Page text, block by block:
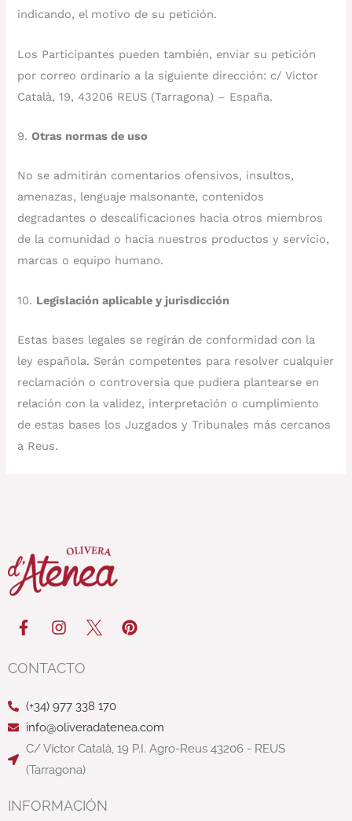
indicando, el motivo de su petición.
Los Participantes pueden también, enviar su petición
por correo ordinario a la siguiente dirección: c/ Victor
Català, 19, 43206 REUS (Tarragona) – España.
9.Otras normas de uso
No se admitirán comentarios ofensivos, insultos,
amenazas, lenguaje malsonante, contenidos
degradantes o descalificaciones hacia otros miembros
de la comunidad o hacia nuestros productos y servicio,
marcas o equipo humano.
10. Legislación aplicable y jurisdicción
Estas bases legales se regirán de conformidad con la
ley española. Serán competentes para resolver cualquier
reclamación o controversia que pudiera plantearse en
relación con la validez, interpretación o cumplimiento
de estas bases los Juzgados y Tribunales más cercanos
a Reus.
F
a
e
o
o
k
-
I
n
t
r
a
m
P
i
s
t
CONTACTO
(+34) 977 338 170
info@oliveradatenea.com
C/ Víctor Català, 19 P.I. Agro-Reus 43206 - REUS
(Tarragona)
INFORMACIÓN